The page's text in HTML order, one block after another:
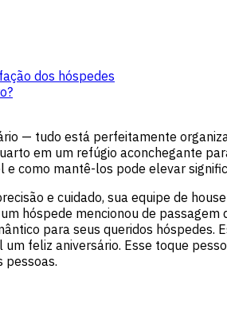
dos hóspedes
— tudo está perfeitamente
em um refúgio aconchegante
como mantê-los pode elevar
e cuidado, sua equipe de
hóspede mencionou de
para seus queridos
feliz aniversário. Esse toque
pessoas.